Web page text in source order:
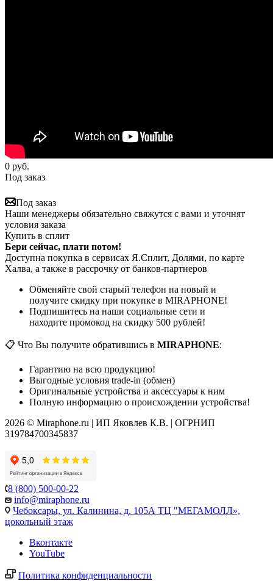
0 руб.
Под заказ
Под заказ
Наши менеджеры обязательно свяжутся с вами и уточнят
условия заказа
Купить в сплит
Бери сейчас, плати потом!
Доступна покупка в сервисах Я.Сплит, Долями, по карте
Халва, а также в рассрочку от банков-партнеров
Обменяйте свой старый телефон на новый и
получите скидку при покупке в MIRAPHONE!
Подпишитесь на наши социальные сети и
находите промокод на скидку 500 рублей!
📋 Что Вы получите обратившись в MIRAPHONE:
Гарантию на всю продукцию!
Выгодные условия trade-in (обмен)
Оригинальные устройства и аксессуары к ним
Полную информацию о происхождении устройства!
2026 © Miraphone.ru | ИП Яковлев К.В. | ОГРНИП
319784700345837
8 (800) 500-00-22
info@miraphone.ru
Чебоксары, ул. Калинина, д. 105А ТЦ "МЕГАМОЛЛ»,
цокольный этаж
Вконтакте
YouTube
Политика конфиденциальности